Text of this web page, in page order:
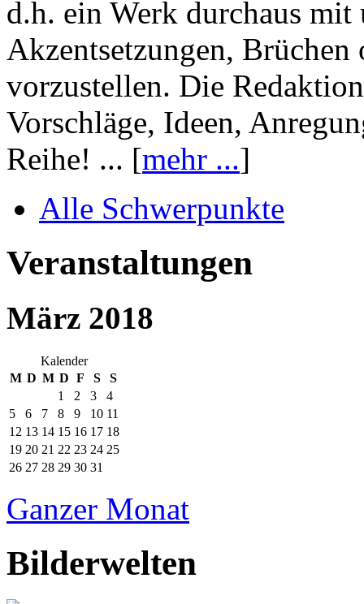
d.h. ein Werk durchaus mit
Akzentsetzungen, Brüchen
vorzustellen. Die
Vorschläge, Ideen,
Reihe! ... [mehr ...]
Alle Schwerpunkte
Veranstaltungen
März 2018
Kalender
M D M D F S
S
1
2 3
4
5
6 7 8 9 10 11
12 13 14 15 16 17 18
19 20 21 22 23 24 25
26 27 28 29 30 31
Ganzer Monat
Bilderwelten